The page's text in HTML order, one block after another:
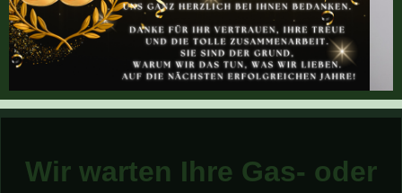
Wir warten Ihre Gas- oder